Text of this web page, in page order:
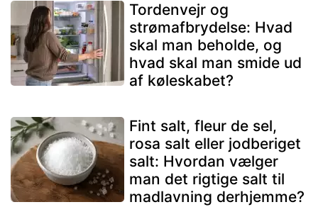
Tordenvejr og
strømafbrydelse: Hvad
skal man beholde, og
hvad skal man smide ud
af køleskabet?
Fint salt, fleur de sel,
rosa salt eller jodberiget
salt: Hvordan vælger
man det rigtige salt til
madlavning derhjemme?